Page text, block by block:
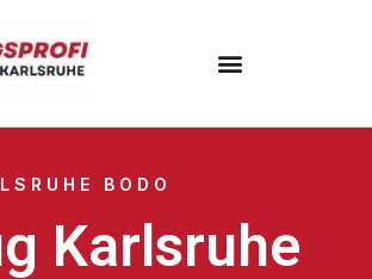
BODO
Karlsruhe